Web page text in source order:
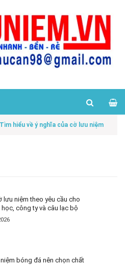
Tìm hiểu về ý nghĩa của cờ lưu niệm
lưu niệm theo yêu cầu cho
công ty và câu lạc bộ
bóng đá nên chọn chất